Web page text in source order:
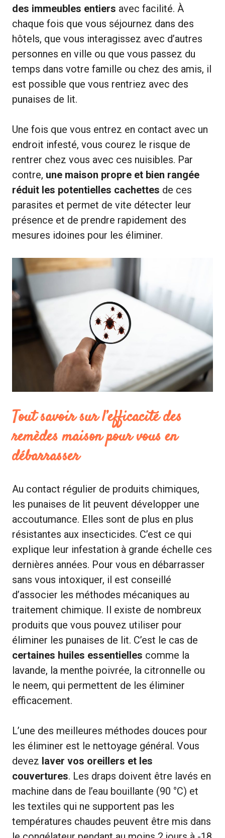
des immeubles entiers avec facilité. À
chaque fois que vous séjournez dans des
hôtels, que vous interagissez avec d’autres
personnes en ville ou que vous passez du
temps dans votre famille ou chez des amis, il
est possible que vous rentriez avec des
punaises de lit.
Une fois que vous entrez en contact avec un
endroit infesté, vous courez le risque de
rentrer chez vous avec ces nuisibles. Par
contre, une maison propre et bien rangée
réduit les potentielles cachettes de ces
parasites et permet de vite détecter leur
présence et de prendre rapidement des
mesures idoines pour les éliminer.
Tout savoir sur l’efficacité des
remèdes maison pour vous en
débarrasser
Au contact régulier de produits chimiques,
les punaises de lit peuvent développer une
accoutumance. Elles sont de plus en plus
résistantes aux insecticides. C’est ce qui
explique leur infestation à grande échelle ces
dernières années. Pour vous en débarrasser
sans vous intoxiquer, il est conseillé
d’associer les méthodes mécaniques au
traitement chimique. Il existe de nombreux
produits que vous pouvez utiliser pour
éliminer les punaises de lit. C’est le cas de
certaines huiles essentielles comme la
lavande, la menthe poivrée, la citronnelle ou
le neem, qui permettent de les éliminer
efficacement.
L’une des meilleures méthodes douces pour
les éliminer est le nettoyage général. Vous
devez laver vos oreillers et les
couvertures. Les draps doivent être lavés en
machine dans de l’eau bouillante (90 °C) et
les textiles qui ne supportent pas les
températures chaudes peuvent être mis dans